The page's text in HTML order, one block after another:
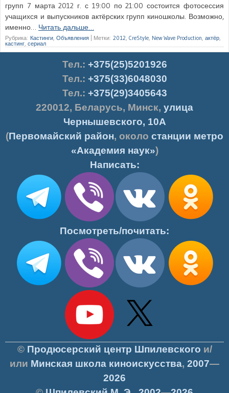
групп 7 марта 2012 г. с 19:00 по 21:00 состоится фотосессия
учащихся и выпускников актёрских групп киношколы. Возможно,
именно… Читать дальше…
Рубрика: Кастинги Объявления Метки: 2012 CreStyle New Wave Production актёр
кастинг сериал
Тел.: +375(25)5201926
Тел.: +375(33)6048030
Тел.: +375(29)3405643
220012, Беларусь, Минск, улица
Чернышевского, 10А
(Первомайский район, около станции метро
«Академия наук»)
Написать:
Посмотреть/почитать:
© Продюсерский центр Шпилевского и/
или Минская школа киноискусства, 2007—
2026